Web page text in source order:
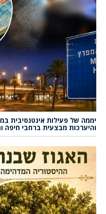
יממה של פעילות אינטנסיבית
והיערכות מבצעית ברחבי חיפה